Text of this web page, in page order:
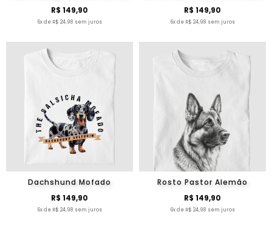
R$ 149,90
6x de R$ 24,98 sem juros
R$ 149,90
6x de R$ 24,98 sem juros
Dachshund Mofado
R$ 149,90
6x de R$ 24,98 sem juros
Rosto Pastor Alemão
R$ 149,90
6x de R$ 24,98 sem juros